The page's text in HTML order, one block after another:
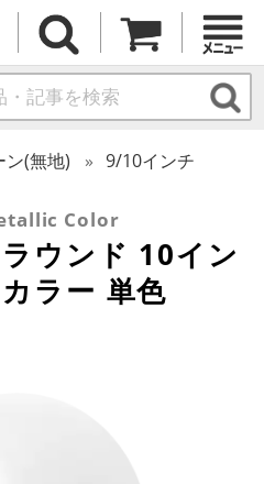
ン(無地)
9/10インチ
Color
ウンド 10イン
ラー 単色